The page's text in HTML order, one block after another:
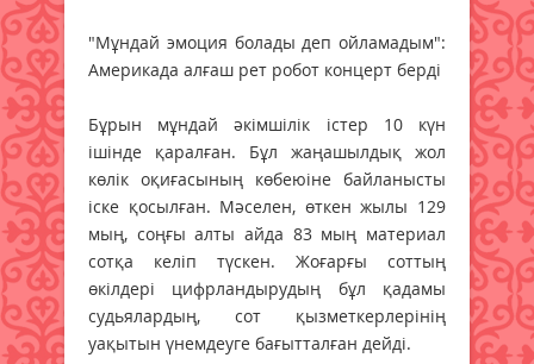
"Мұндай эмоция болады деп ойламадым":
Америкада алғаш рет робот концерт берді
Бұрын мұндай әкімшілік істер 10 күн
ішінде қаралған. Бұл жаңашылдық жол
көлік оқиғасының көбеюіне байланысты
іске қосылған. Мәселен, өткен жылы 129
мың, соңғы алты айда 83 мың материал
сотқа келіп түскен. Жоғарғы соттың
өкілдері цифрландырудың бұл қадамы
судьялардың, сот қызметкерлерінің
уақытын үнемдеуге бағытталған дейді.